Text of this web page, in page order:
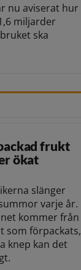
nu aviserat hur
miljarder
ska
frukt
ökat
slänger
varje år.
kommer från
som förpackats,
knep kan det